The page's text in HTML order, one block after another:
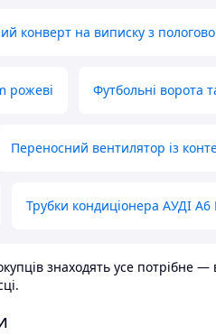
конверт на виписку з
рожеві Футбольні ворота
Переносний вентилятор із
Трубки кондиціонера АУДІ А6
знаходять усе потрібне —